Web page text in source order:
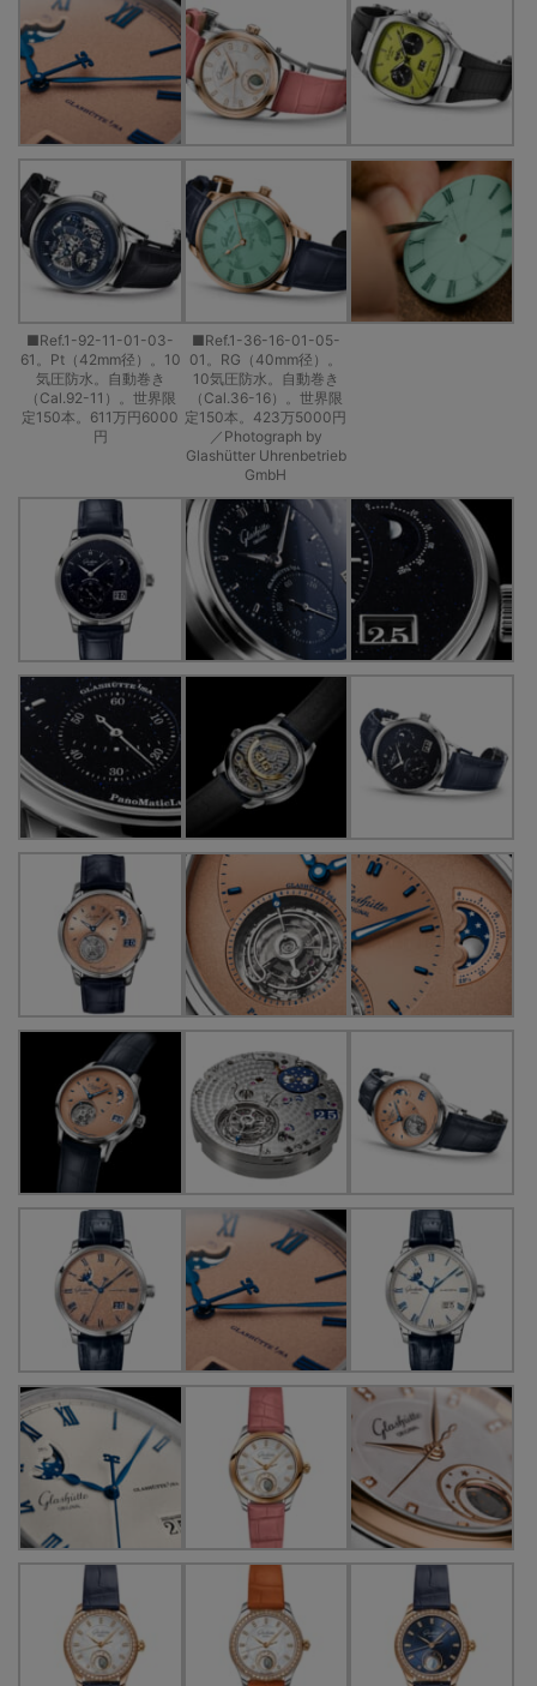
■Ref.1-92-11-01-03-
61。Pt（42mm径）。10
気圧防水。自動巻き
（Cal.92-11）。世界限
定150本。611万円6000
円
■Ref.1-36-16-01-05-
01。RG（40mm径）。
10気圧防水。自動巻き
（Cal.36-16）。世界限
定150本。423万5000円
／Photograph by
Glashütter Uhrenbetrieb
GmbH